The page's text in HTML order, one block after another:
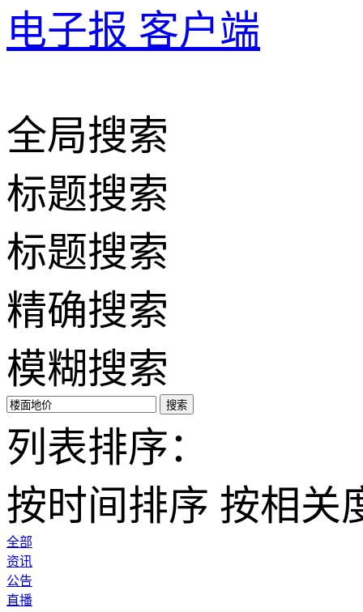
电子报 客户端
全局搜索
标题搜索
标题搜索
精确搜索
模糊搜索
搜索
列表排序：
按时间排序 按相关
全部
资讯
公告
直播